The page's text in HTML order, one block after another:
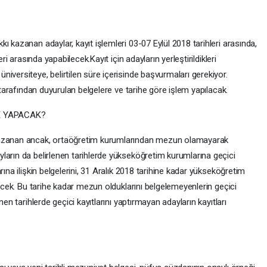
kazanan adaylar, kayıt işlemleri 03-07 Eylül 2018 tarihleri arasında,
arasında yapabilecek.Kayıt için adayların yerleştirildikleri
belirtilen süre içerisinde başvurmaları gerekiyor.
duyurulan belgelere ve tarihe göre işlem yapılacak.
YAPACAK?
ancak, ortaöğretim kurumlarından mezun olamayarak
da belirlenen tarihlerde yükseköğretim kurumlarına geçici
ilişkin belgelerini, 31 Aralık 2018 tarihine kadar yükseköğretim
Bu tarihe kadar mezun olduklarını belgelemeyenlerin geçici
tarihlerde geçici kayıtlarını yaptırmayan adayların kayıtları